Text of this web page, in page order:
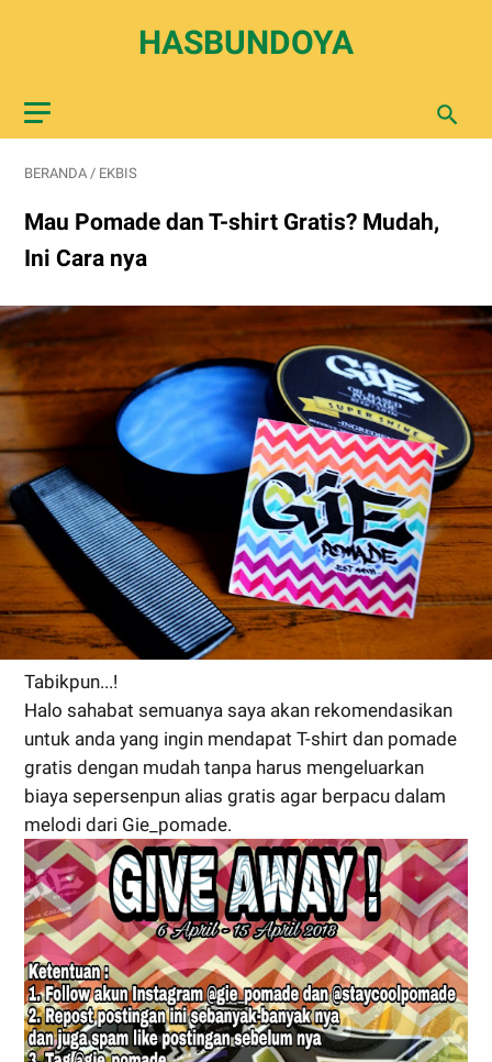
HASBUNDOYA
BERANDA / EKBIS
Mau Pomade dan T-shirt Gratis? Mudah,
Ini Cara nya
Tabikpun...!
Halo sahabat semuanya saya akan rekomendasikan
untuk anda yang ingin mendapat T-shirt dan pomade
gratis dengan mudah tanpa harus mengeluarkan
biaya sepersenpun alias gratis agar berpacu dalam
melodi dari Gie_pomade.